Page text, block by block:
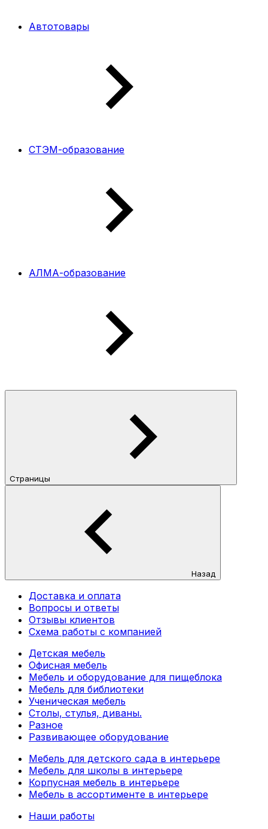
Автотовары
СТЭМ-образование
АЛМА-образование
Страницы
Назад
Доставка и оплата
Вопросы и ответы
Отзывы клиентов
Схема работы с компанией
Детская мебель
Офисная мебель
Мебель и оборудование для пищеблока
Мебель для библиотеки
Ученическая мебель
Столы, стулья, диваны.
Разное
Развивающее оборудование
Мебель для детского сада в интерьере
Мебель для школы в интерьере
Корпусная мебель в интерьере
Мебель в ассортименте в интерьере
Наши работы